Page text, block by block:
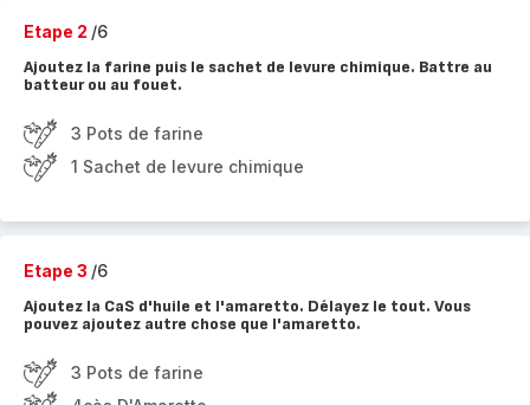
Etape 2 /6
Ajoutez la farine puis le sachet de levure chimique. Battre au
batteur ou au fouet.
3 Pots de farine
1 Sachet de levure chimique
Etape 3 /6
Ajoutez la CaS d'huile et l'amaretto. Délayez le tout. Vous
pouvez ajoutez autre chose que l'amaretto.
3 Pots de farine